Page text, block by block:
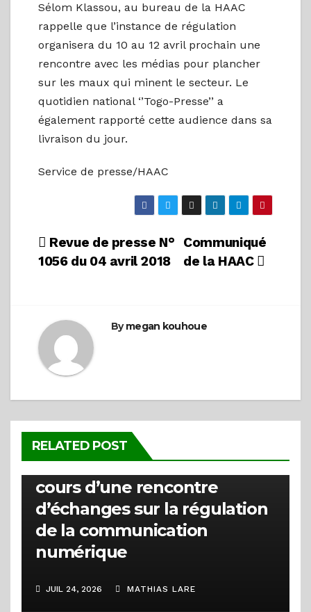
Sélom Klassou, au bureau de la HAAC
rappelle que l’instance de régulation
organisera du 10 au 12 avril prochain une
rencontre avec les médias pour plancher
sur les maux qui minent le secteur. Le
quotidien national ‘’Togo-Presse’’ a
également rapporté cette audience dans sa
livraison du jour.
Service de presse/HAAC
Navigation
Communiqué
de la HAAC
Revue de presse N°
1056 du 04 avril 2018
Bymegan kouhoue
RELATED POST
La HARC clarifie la distinction
entre les types de badges au
cours d’une rencontre
d’échanges sur la régulation
de la communication
numérique
JUIL 24, 2026 MATHIAS LARE